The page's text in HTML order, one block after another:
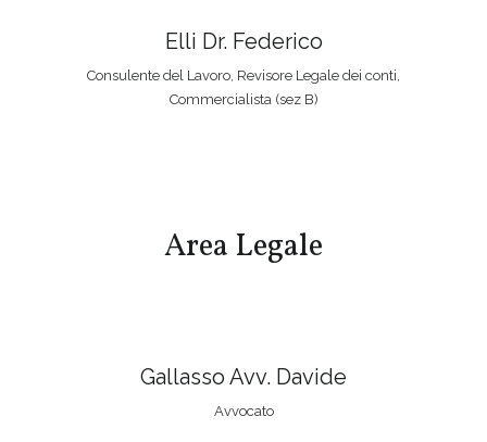
Elli Dr. Federico
Consulente del Lavoro, Revisore Legale dei conti,
Commercialista (sez B)
Area Legale
Gallasso Avv. Davide
Avvocato